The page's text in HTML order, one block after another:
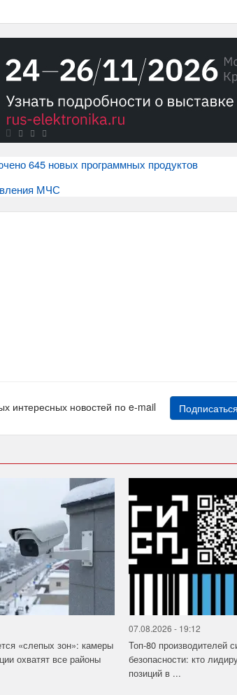
645 новых программных продуктов
МЧС
интересных новостей по e-mail Подписаться
«слепых зон»: камеры
охватят все районы
07.08.2026 - 19:12
Топ-80 производителей
безопасности: кто
позиций в ...